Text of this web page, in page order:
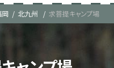
岡 北九州 求菩提キャンプ場